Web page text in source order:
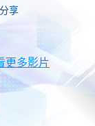
分享
更多影片